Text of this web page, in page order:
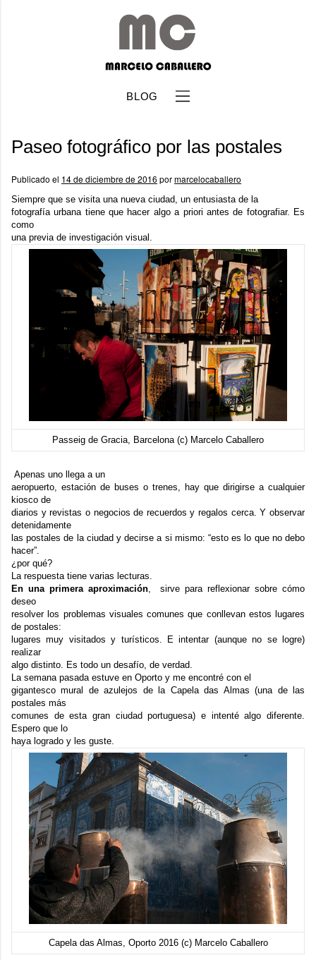
BLOG
Paseo fotográfico por las postales
Publicado el 14 de diciembre de 2016 pormarcelocaballero
Siempre que se visita una nueva ciudad, un entusiasta de la
fotografía urbana tiene que hacer algo a priori antes de fotografiar. Es
como
una previa de investigación visual.
Passeig de Gracia, Barcelona (c) Marcelo Caballero
Apenas uno llega a un
aeropuerto, estación de buses o trenes, hay que dirigirse a cualquier
kiosco de
diarios y revistas o negocios de recuerdos y regalos cerca. Y observar
detenidamente
las postales de la ciudad y decirse a si mismo: “esto es lo que no debo
hacer”.
¿por qué?
La respuesta tiene varias lecturas.
En una primera aproximación, sirve para reflexionar sobre cómo
deseo
resolver los problemas visuales comunes que conllevan estos lugares
de postales:
lugares muy visitados y turísticos. E intentar (aunque no se logre)
realizar
algo distinto. Es todo un desafío, de verdad.
La semana pasada estuve en Oporto y me encontré con el
gigantesco mural de azulejos de la Capela das Almas (una de las
postales más
comunes de esta gran ciudad portuguesa) e intenté algo diferente.
Espero que lo
haya logrado y les guste.
Capela das Almas, Oporto 2016 (c) Marcelo Caballero